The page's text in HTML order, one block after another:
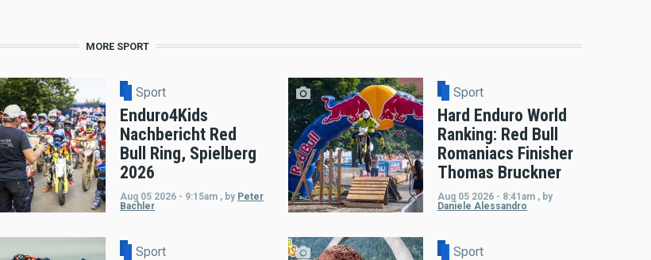
MORE SPORT
Sport
Enduro4Kids
Nachbericht Red
Bull Ring, Spielberg
2026
Aug 05 2026 - 9:15am , by Peter
Bachler
Sport
Hard Enduro World
Ranking: Red Bull
Romaniacs Finisher
Thomas Bruckner
Aug 05 2026 - 8:41am , by
Daniele Alessandro
Sport Sport